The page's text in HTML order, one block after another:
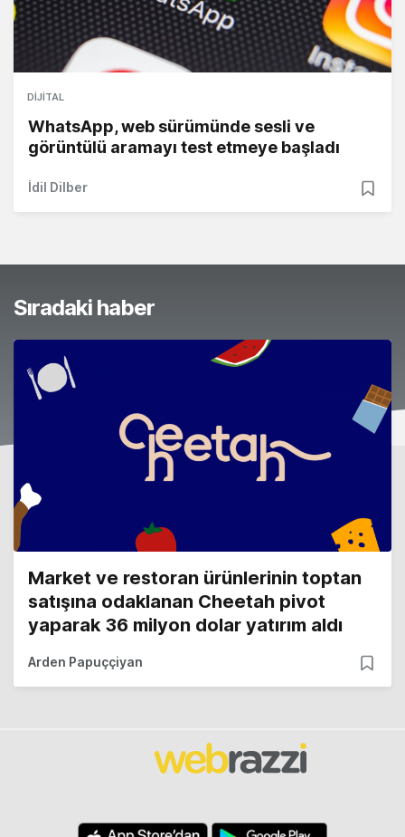
DIJITAL
WhatsApp, web sürümünde sesli ve
görüntülü aramayı test etmeye başladı
İdil Dilber
Sıradaki haber
Market ve restoran ürünlerinin toptan
satışına odaklanan Cheetah pivot
yaparak 36 milyon dolar yatırım aldı
Arden Papuççiyan